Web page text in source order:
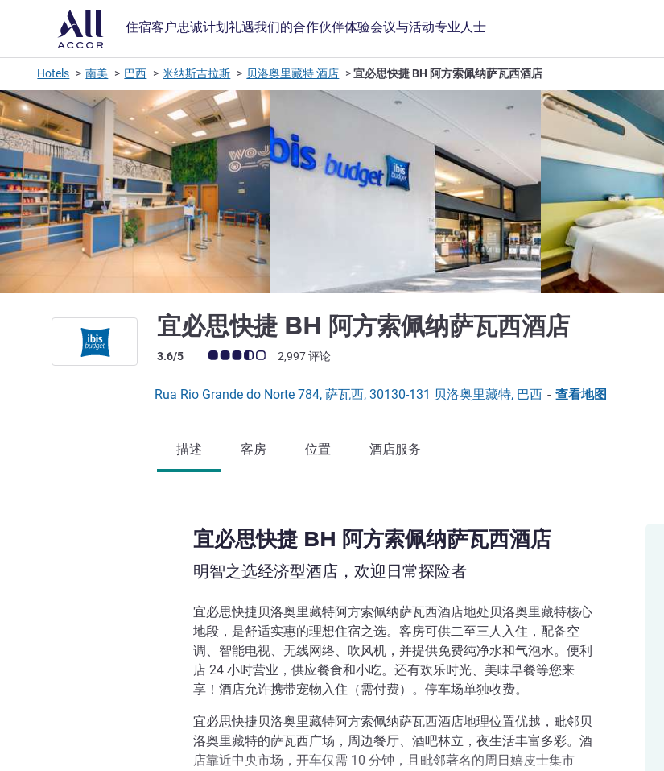
住宿客户忠诚计划礼遇我们的合作伙伴体验会议与活动专业人士
Hotels 南美 巴西 米纳斯吉拉斯 贝洛奥里藏特 酒店 宜必思快捷 BH 阿方索佩纳萨瓦西酒店
宜必思快捷 BH 阿方索佩纳萨瓦西酒店
客户意见评级 (ALL 评级)
3.6/5 2,997 评论
Rua Rio Grande do Norte 784, 萨瓦西, 30130-131 贝洛奥里藏特, 巴西 - 查看地图
描述 客房 位置 酒店服务
宜必思快捷 BH 阿方索佩纳萨瓦西酒店
明智之选经济型酒店，欢迎日常探险者
宜必思快捷贝洛奥里藏特阿方索佩纳萨瓦西酒店地处贝洛奥里藏特核心
地段，是舒适实惠的理想住宿之选。客房可供二至三人入住，配备空
调、智能电视、无线网络、吹风机，并提供免费纯净水和气泡水。便利
店 24 小时营业，供应餐食和小吃。还有欢乐时光、美味早餐等您来
享！酒店允许携带宠物入住（需付费）。停车场单独收费。
宜必思快捷贝洛奥里藏特阿方索佩纳萨瓦西酒店地理位置优越，毗邻贝
洛奥里藏特的萨瓦西广场，周边餐厅、酒吧林立，夜生活丰富多彩。酒
店靠近中央市场，开车仅需 10 分钟，且毗邻著名的周日嬉皮士集市